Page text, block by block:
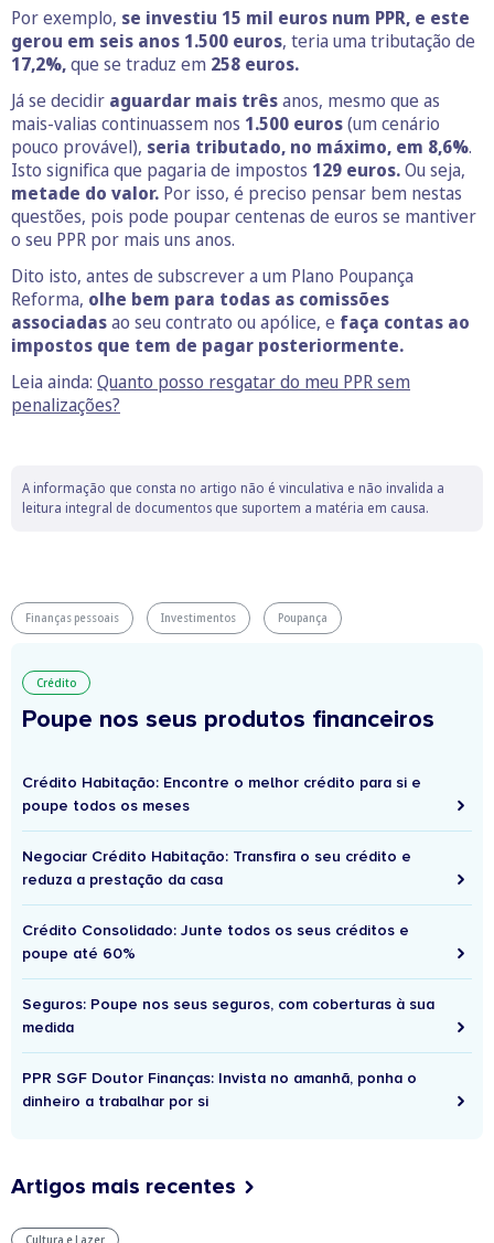
Por exemplo, se investiu 15 mil euros num PPR, e este
gerou em seis anos 1.500 euros, teria uma tributação de
17,2%,que se traduz em 258 euros.
Já se decidir aguardar mais trêsanos, mesmo que as
mais-valias continuassem nos 1.500 euros(um cenário
pouco provável), seria tributado, no máximo, em 8,6%.
Isto significa que pagaria de impostos 129 euros.Ou seja,
metade do valor. Por isso, é preciso pensar bem nestas
questões, pois pode poupar centenas de euros se mantiver
o seu PPR por mais uns anos.
Dito isto, antes de subscrever a um Plano Poupança
Reforma, olhe bem para todas as comissões
associadasao seu contrato ou apólice, e faça contas ao
impostos que tem de pagar posteriormente.
Leia ainda: Quanto posso resgatar do meu PPR sem
penalizações?
A informação que consta no artigo não é vinculativa e não invalida a
leitura integral de documentos que suportem a matéria em causa.
Finanças pessoais Investimentos Poupança
Crédito
Poupe nos seus produtos financeiros
Crédito Habitação: Encontre o melhor crédito para si e
poupe todos os meses
Negociar Crédito Habitação: Transfira o seu crédito e
reduza a prestação da casa
Crédito Consolidado: Junte todos os seus créditos e
poupe até 60%
Seguros: Poupe nos seus seguros, com coberturas à sua
medida
PPR SGF Doutor Finanças: Invista no amanhã, ponha o
dinheiro a trabalhar por si
Artigos mais recentes